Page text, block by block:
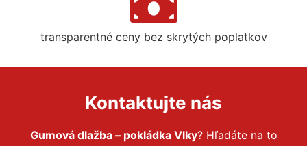
transparentné ceny bez skrytých poplatkov
Kontaktujte nás
Gumová dlažba – pokládka Vlky? Hľadáte na to